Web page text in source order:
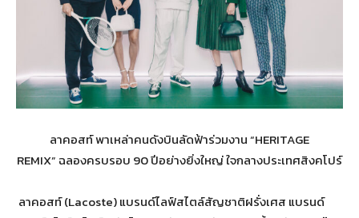
ลาคอสท์ พาเหล่าคนดังบินลัดฟ้าร่วมงาน “HERITAGE
REMIX” ฉลองครบรอบ 90 ปีอย่างยิ่งใหญ่ ใจกลางประเทศสิงคโปร์
ลาคอสท์ (Lacoste) แบรนด์ไลฟ์สไตล์สัญชาติฝรั่งเศส แบรนด์